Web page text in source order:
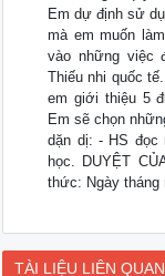
Em dự định sử
mà em muốn
vào những việc
Thiếu nhi quốc
em giới thiệu 5
Em sẽ chọn
dặn dị: - HS đọc
học. DUYỆT
thức: Ngày tháng
TÀI LIỆU LIÊN QUAN